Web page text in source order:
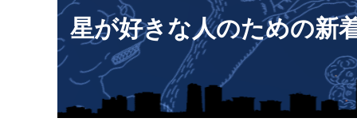
星が好きな人のための新